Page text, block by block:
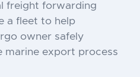
freight forwarding
a fleet to help
owner safely
marine export process